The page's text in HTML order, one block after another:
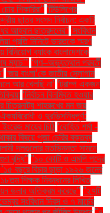
শিকারিরা'' 'টিউলিপের
ছাত্র সংসদ নির্বাচন: একটি
আহ্বান ছাত্রদলের'' 'সংবিধান
প্রতি মিনিটে ভারতকে স্মরণ
ব্যাংক বাংলাদেশকে
ম্যাচ’" ‘গণ–অভ্যুত্থান পরবর্তী
‘জয় বাংলা’কে জাতীয় স্লোগান
আর খেলছি না’ ‘ট্রাম্প একজন
‘নির্বাচন বিলম্বিত হওয়ার
চিত্রনাট্য শাহরুখের মন জয়
ও দুরভিসন্ধিপূর্ণ:
মায়ের চিঠি ‘রোহিত শর্মা -
থাকার বিষয়ে পূজা চেরির বক্তব্য
দলগুলোর মতভিন্নতা সামনে
বৃদ্ধি" "১০ কোটি ও এমপি পদের
"১৫ বছরে বিচার ছাড়া ১৯২৬ জনের
শিক্ষক নিবন্ধনের লিখিত
ডলার অতিক্রম করেছে" "২৭টি
সংবিধান দিবস ও ৭ মার্চের